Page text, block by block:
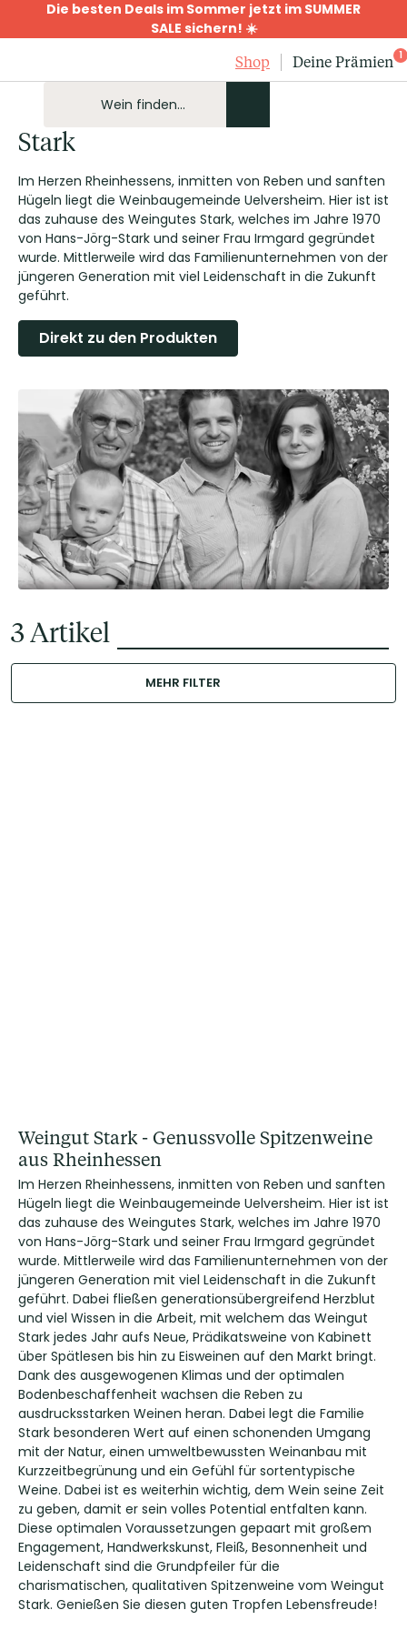
Die besten Deals im Sommer jetzt im SUMMER
SALE sichern! ☀️
Shop
Deine Prämien 1
Stark
Im Herzen Rheinhessens, inmitten von Reben und sanften
Hügeln liegt die Weinbaugemeinde Uelversheim. Hier ist ist
das zuhause des Weingutes Stark, welches im Jahre 1970
von Hans-Jörg-Stark und seiner Frau Irmgard gegründet
wurde. Mittlerweile wird das Familienunternehmen von der
jüngeren Generation mit viel Leidenschaft in die Zukunft
geführt.
Direkt zu den Produkten
3 Artikel
MEHR FILTER
Weingut Stark - Genussvolle Spitzenweine
aus Rheinhessen
Im Herzen Rheinhessens, inmitten von Reben und sanften
Hügeln liegt die Weinbaugemeinde Uelversheim. Hier ist ist
das zuhause des Weingutes Stark, welches im Jahre 1970
von Hans-Jörg-Stark und seiner Frau Irmgard gegründet
wurde. Mittlerweile wird das Familienunternehmen von der
jüngeren Generation mit viel Leidenschaft in die Zukunft
geführt. Dabei fließen generationsübergreifend Herzblut
und viel Wissen in die Arbeit, mit welchem das Weingut
Stark jedes Jahr aufs Neue, Prädikatsweine von Kabinett
über Spätlesen bis hin zu Eisweinen auf den Markt bringt.
Dank des ausgewogenen Klimas und der optimalen
Bodenbeschaffenheit wachsen die Reben zu
ausdrucksstarken Weinen heran. Dabei legt die Familie
Stark besonderen Wert auf einen schonenden Umgang
mit der Natur, einen umweltbewussten Weinanbau mit
Kurzzeitbegrünung und ein Gefühl für sortentypische
Weine. Dabei ist es weiterhin wichtig, dem Wein seine Zeit
zu geben, damit er sein volles Potential entfalten kann.
Diese optimalen Voraussetzungen gepaart mit großem
Engagement, Handwerkskunst, Fleiß, Besonnenheit und
Leidenschaft sind die Grundpfeiler für die
charismatischen, qualitativen Spitzenweine vom Weingut
Stark. Genießen Sie diesen guten Tropfen Lebensfreude!